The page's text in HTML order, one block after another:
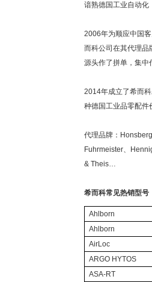
谙熟德国工业自动化
2006年为顺应中国
而科公司在其代理品
源头作了拼单，集中
2014年成立了希而
种德国工业品零配件
代理品牌：
Fuhrmeister、
& Theis…
希而科常见热销型号
Ahlborn
Ahlborn
AirLoc
ARGO HYTOS
ASA-RT